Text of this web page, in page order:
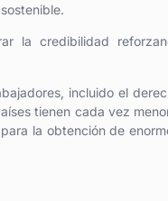
la credibilidad
incluido el
tienen cada vez
la obtención de